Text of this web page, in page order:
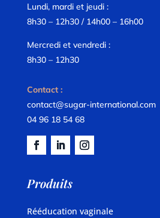
Lundi, mardi et jeudi :
8h30 – 12h30 / 14h00 – 16h00
Mercredi et vendredi :
8h30 – 12h30
Contact :
contact@sugar-international.com
04 96 18 54 68
Produits
Rééducation vaginale